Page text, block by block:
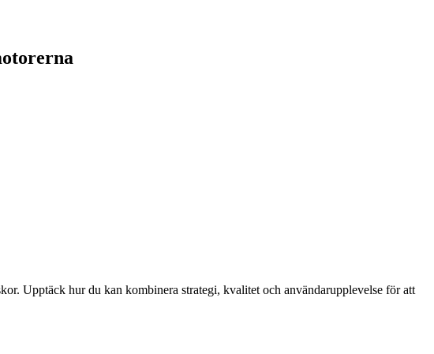
Upptäck hur du kan kombinera strategi, kvalitet och användarupplevelse för att